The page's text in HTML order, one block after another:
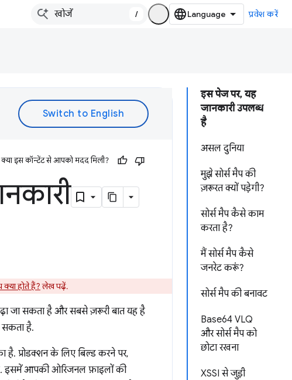
/ प्रवेश करें
इस पेज पर, यह
जानकारी उपलब्ध
है
असल दुनिया
मुझे सोर्स मैप की
ज़रूरत क्यों पड़ेगी?
सोर्स मैप कैसे काम
करता है?
मैं सोर्स मैप कैसे
जनरेट करूं?
सोर्स मैप की बनावट
Base64 VLQ
और सोर्स मैप को
छोटा रखना
XSSI से जुड़ी
क्या इस कॉन्टेंट से आपको मदद मिली?
क्या होते हैं?लेख पढ़ें.
जा सकता है और सबसे ज़रूरी बात यह है
सकता है.
है. प्रोडक्शन के लिए बिल्ड करने पर,
इसमें आपकी ओरिजनल फ़ाइलों की